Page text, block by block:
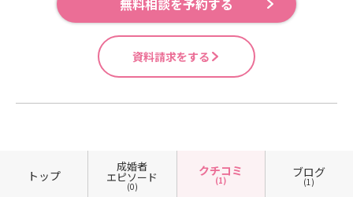
無料相談を予約する
資料請求をする
トップ
成婚者
エピソード
(0)
クチコミ
(1)
ブログ
(1)